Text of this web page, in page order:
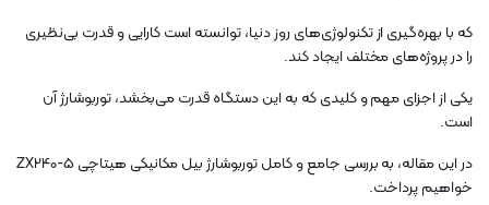
که با بهره‌گیری از تکنولوژی‌های روز دنیا، توانسته است کارایی و قدرت بی‌نظیری
را در پروژه‌های مختلف ایجاد کند.
یکی از اجزای مهم و کلیدی که به این دستگاه قدرت می‌بخشد، توربوشارژ آن
است.
در این مقاله، به بررسی جامع و کامل توربوشارژ بیل مکانیکی هیتاچی ZX240-5
خواهیم پرداخت.